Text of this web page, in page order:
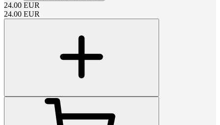
24.00 EUR
24.00 EUR